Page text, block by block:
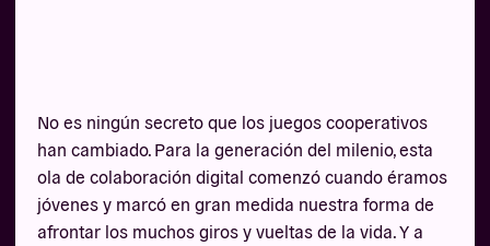
No es ningún secreto que los juegos cooperativos
han cambiado. Para la generación del milenio, esta
ola de colaboración digital comenzó cuando éramos
jóvenes y marcó en gran medida nuestra forma de
afrontar los muchos giros y vueltas de la vida. Y a